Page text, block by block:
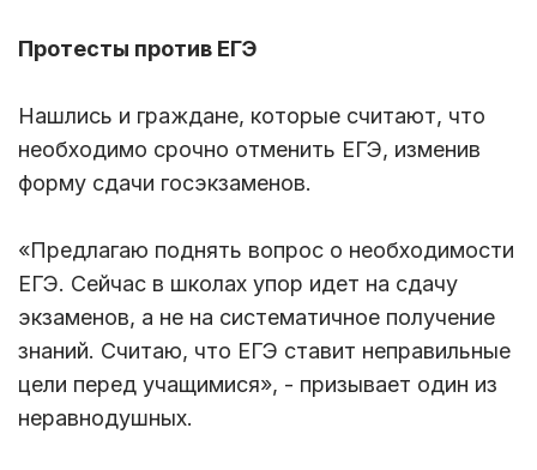
Протесты против ЕГЭ
Нашлись и граждане, которые считают, что
необходимо срочно отменить ЕГЭ, изменив
форму сдачи госэкзаменов.
«Предлагаю поднять вопрос о необходимости
ЕГЭ. Сейчас в школах упор идет на сдачу
экзаменов, а не на систематичное получение
знаний. Считаю, что ЕГЭ ставит неправильные
цели перед учащимися», - призывает один из
неравнодушных.